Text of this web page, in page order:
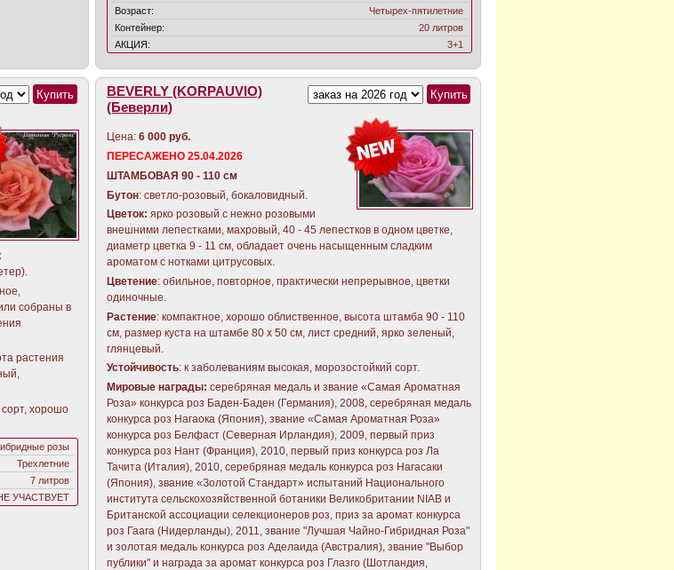
Возраст:
Четырех-пятилетние
Контейнер:
20 литров
АКЦИЯ:
3+1
собраны в
растения
хорошо
розы
Трехлетние
7 литров
УЧАСТВУЕТ
BEVERLY (KORPAUVIO)
(Беверли)
Цена:6 000 руб.
ПЕРЕСАЖЕНО 25.04.2026
ШТАМБОВАЯ 90 - 110 см
Бутон: светло-розовый, бокаловидный.
Цветок: ярко розовый с нежно розовыми
внешними лепестками, махровый, 40 - 45 лепестков в одном цветке,
диаметр цветка 9 - 11 см, обладает очень насыщенным сладким
ароматом с нотками цитрусовых.
Цветение: обильное, повторное, практически непрерывное, цветки
одиночные.
Растение: компактное, хорошо облиственное, высота штамба 90 - 110
см, размер куста на штамбе 80 х 50 см, лист средний, ярко зеленый,
глянцевый.
Устойчивость: к заболеваниям высокая, морозостойкий сорт.
Мировые награды: серебряная медаль и звание «Самая Ароматная
Роза» конкурса роз Баден-Баден (Германия), 2008, серебряная медаль
конкурса роз Нагаока (Япония), звание «Самая Ароматная Роза»
конкурса роз Белфаст (Северная Ирландия), 2009, первый приз
конкурса роз Нант (Франция), 2010, первый приз конкурса роз Ла
Тачита (Италия), 2010, серебряная медаль конкурса роз Нагасаки
(Япония), звание «Золотой Стандарт» испытаний Национального
института сельскохозяйственной ботаники Великобритании NIAB и
Британской ассоциации селекционеров роз, приз за аромат конкурса
роз Гаага (Нидерланды), 2011, звание "Лучшая Чайно-Гибридная Роза"
и золотая медаль конкурса роз Аделаида (Австралия), звание "Выбор
публики" и награда за аромат конкурса роз Глазго (Шотландия,